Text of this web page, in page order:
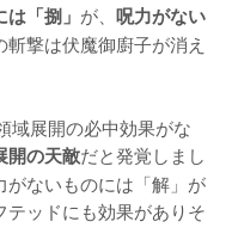
「捌」 が、 呪力がない
撃は伏魔御廚子が消え
域展開の必中効果がな
開の天敵だと発覚しまし
ないものには「解」が
ッドにも効果がありそ